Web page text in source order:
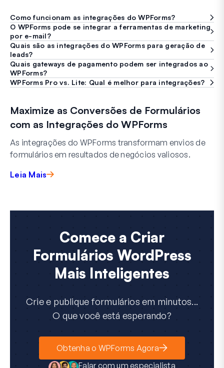
Como funcionam as integrações do WPForms?
O WPForms pode se integrar a ferramentas de marketing
por e-mail?
Quais são as integrações do WPForms para geração de
leads?
Quais gateways de pagamento podem ser integrados ao
WPForms?
WPForms Pro vs. Lite: Qual é melhor para integrações?
Maximize as Conversões de Formulários
com as Integrações do WPForms
As integrações do WPForms transformam envios de
formulários em resultados de negócios valiosos.
Leia Mais
Comece a Criar
Formulários WordPress
Mais Inteligentes
Crie e publique formulários em minutos...
O que você está esperando?
Obtenha o WPForms Agora
Falar com um especialista